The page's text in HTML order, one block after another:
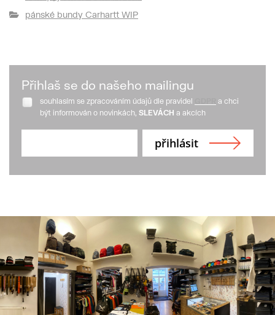
pánské bundy Carhartt WIP
Přihlaš se do našeho mailingu
souhlasím se zpracováním údajů dle pravidel
a chci
být informován o novinkách, SLEVÁCH a akcích